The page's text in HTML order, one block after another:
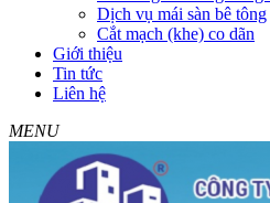
Dịch vụ mái sàn bê tông
Cắt mạch (khe) co dãn
Giới thiệu
Tin tức
Liên hệ
MENU